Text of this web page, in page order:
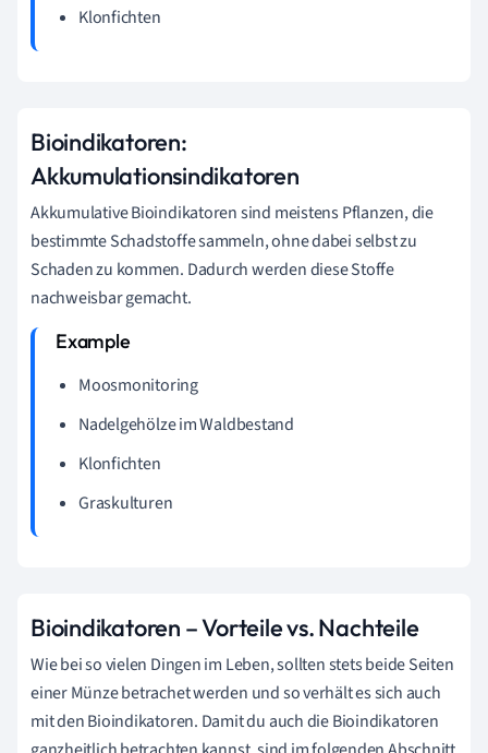
Klonfichten
Bioindikatoren:
Akkumulationsindikatoren
Akkumulative Bioindikatoren sind meistens Pflanzen, die
bestimmte Schadstoffe sammeln, ohne dabei selbst zu
Schaden zu kommen. Dadurch werden diese Stoffe
nachweisbar gemacht.
Moosmonitoring
Nadelgehölze im Waldbestand
Klonfichten
Graskulturen
Bioindikatoren – Vorteile vs. Nachteile
Wie bei so vielen Dingen im Leben, sollten stets beide Seiten
einer Münze betrachet werden und so verhält es sich auch
mit den Bioindikatoren. Damit du auch die Bioindikatoren